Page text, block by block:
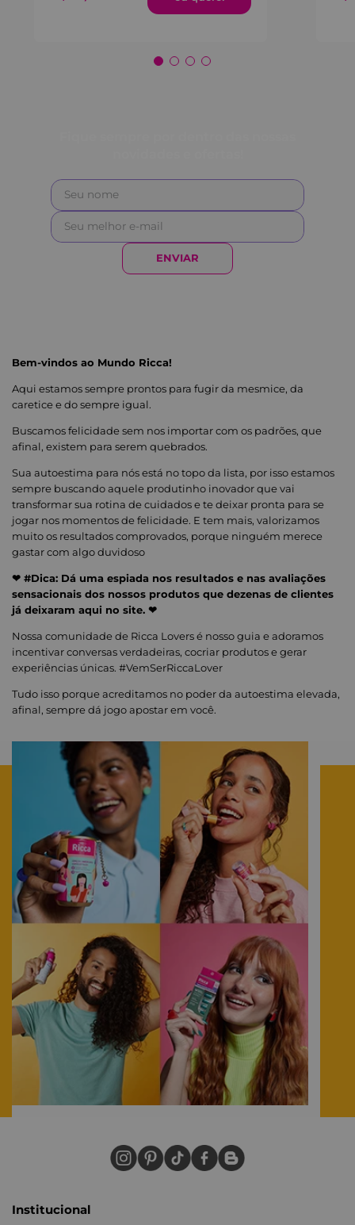
ENVIAR
Bem-vindos ao Mundo Ricca!
Aqui estamos sempre prontos para fugir da mesmice, da
caretice e do sempre igual.
Buscamos felicidade sem nos importar com os padrões, que
afinal, existem para serem quebrados.
Sua autoestima para nós está no topo da lista, por isso estamos
sempre buscando aquele produtinho inovador que vai
transformar sua rotina de cuidados e te deixar pronta para se
jogar nos momentos de felicidade. E tem mais, valorizamos
muito os resultados comprovados, porque ninguém merece
gastar com algo duvidoso
❤ #Dica: Dá uma espiada nos resultados e nas avaliações
sensacionais dos nossos produtos que dezenas de clientes
já deixaram aqui no site. ❤
Nossa comunidade de Ricca Lovers é nosso guia e adoramos
incentivar conversas verdadeiras, cocriar produtos e gerar
experiências únicas. #VemSerRiccaLover
Tudo isso porque acreditamos no poder da autoestima elevada,
afinal, sempre dá jogo apostar em você.
Institucional